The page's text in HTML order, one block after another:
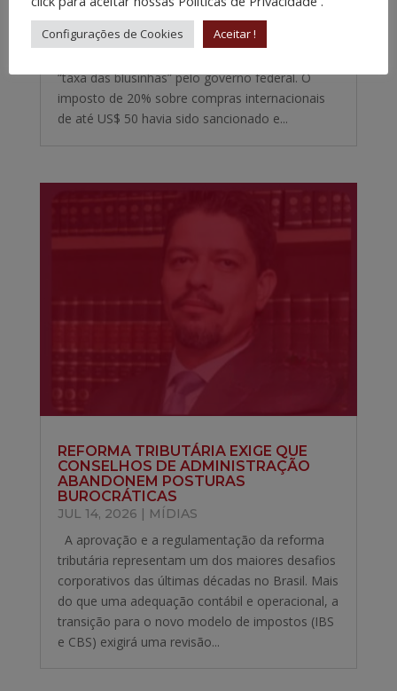
consumidores Proteste mostra que 92% dos
“taxa das blusinhas” pelo governo federal. O
imposto de 20% sobre compras internacionais
de até US$ 50 havia sido sancionado e...
REFORMA TRIBUTÁRIA EXIGE QUE
CONSELHOS DE ADMINISTRAÇÃO
ABANDONEM POSTURAS
BUROCRÁTICAS
JUL 14, 2026 | MÍDIAS
A aprovação e a regulamentação da reforma
tributária representam um dos maiores desafios
corporativos das últimas décadas no Brasil. Mais
do que uma adequação contábil e operacional, a
transição para o novo modelo de impostos (IBS
e CBS) exigirá uma revisão...
Configurações de Cookies Aceitar !